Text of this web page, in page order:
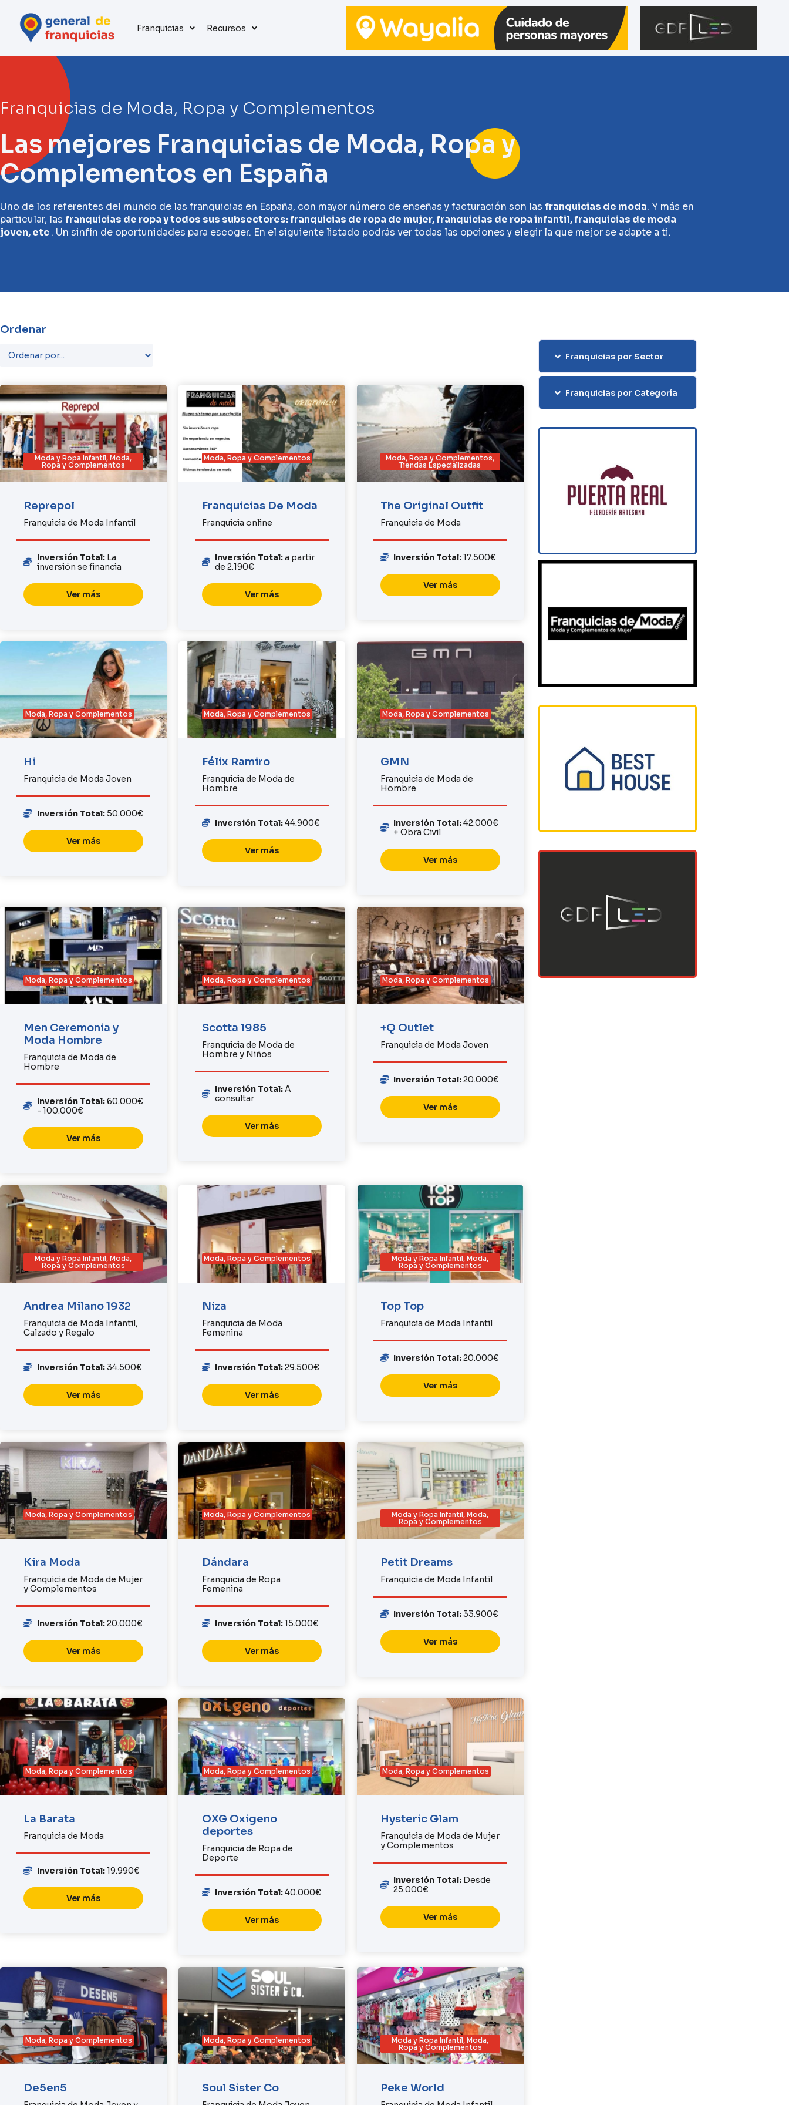
Franquicias Recursos
Franquicias de Moda, Ropa y Complementos
Las mejores Franquicias de Moda, Ropa y
Complementos en España
Uno de los referentes del mundo de las franquicias en España, con mayor número de enseñas y facturación son las franquicias de moda. Y más en
particular, las franquicias de ropa y todos sus subsectores: franquicias de ropa de mujer, franquicias de ropa infantil, franquicias de moda
joven, etc. Un sinfín de oportunidades para escoger. En el siguiente listado podrás ver todas las opciones y elegir la que mejor se adapte a ti.
Ordenar
Moda y Ropa Infantil,Moda,
Ropa y Complementos
Reprepol
Franquicia de Moda Infantil
Inversión Total: La
inversión se financia
Ver más
Moda, Ropa y Complementos
Franquicias De Moda
Franquicia online
Inversión Total:a partir
de 2.190€
Ver más
Moda, Ropa y Complementos,
Tiendas Especializadas
The Original Outfit
Franquicia de Moda
Inversión Total:17.500€
Ver más
Moda, Ropa y Complementos
Hi
Franquicia de Moda Joven
Inversión Total:50.000€
Ver más
Moda, Ropa y Complementos
Félix Ramiro
Franquicia de Moda de
Hombre
Inversión Total:44.900€
Ver más
Moda, Ropa y Complementos
GMN
Franquicia de Moda de
Hombre
Inversión Total:42.000€
+ Obra Civil
Ver más
Moda, Ropa y Complementos
Men Ceremonia y
Moda Hombre
Franquicia de Moda de
Hombre
Inversión Total:60.000€
- 100.000€
Ver más
Moda, Ropa y Complementos
Scotta 1985
Franquicia de Moda de
Hombre y Niños
Inversión Total:A
consultar
Ver más
Moda, Ropa y Complementos
+Q Outlet
Franquicia de Moda Joven
Inversión Total:20.000€
Ver más
Moda y Ropa Infantil,Moda,
Ropa y Complementos
Andrea Milano 1932
Franquicia de Moda Infantil,
Calzado y Regalo
Inversión Total:34.500€
Ver más
Moda, Ropa y Complementos
Niza
Franquicia de Moda
Femenina
Inversión Total:29.500€
Ver más
Moda y Ropa Infantil,Moda,
Ropa y Complementos
Top Top
Franquicia de Moda Infantil
Inversión Total:20.000€
Ver más
Moda, Ropa y Complementos
Kira Moda
Franquicia de Moda de Mujer
y Complementos
Inversión Total:20.000€
Ver más
Moda, Ropa y Complementos
Dándara
Franquicia de Ropa
Femenina
Inversión Total:15.000€
Ver más
Moda y Ropa Infantil,Moda,
Ropa y Complementos
Petit Dreams
Franquicia de Moda Infantil
Inversión Total:33.900€
Ver más
Moda, Ropa y Complementos
La Barata
Franquicia de Moda
Inversión Total:19.990€
Ver más
Moda, Ropa y Complementos
OXG Oxigeno
deportes
Franquicia de Ropa de
Deporte
Inversión Total:40.000€
Ver más
Moda, Ropa y Complementos
Hysteric Glam
Franquicia de Moda de Mujer
y Complementos
Inversión Total: Desde
25.000€
Ver más
Moda, Ropa y Complementos
De5en5
Moda, Ropa y Complementos
Soul Sister Co
Moda y Ropa Infantil,Moda,
Ropa y Complementos
Peke World
Franquicias por Sector
Franquicias por Categoría